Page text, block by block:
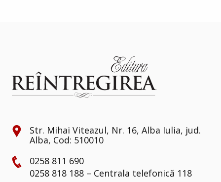
Str. Mihai Viteazul, Nr. 16, Alba Iulia, jud.
Alba, Cod: 510010
0258 811 690
0258 818 188 – Centrala telefonică 118